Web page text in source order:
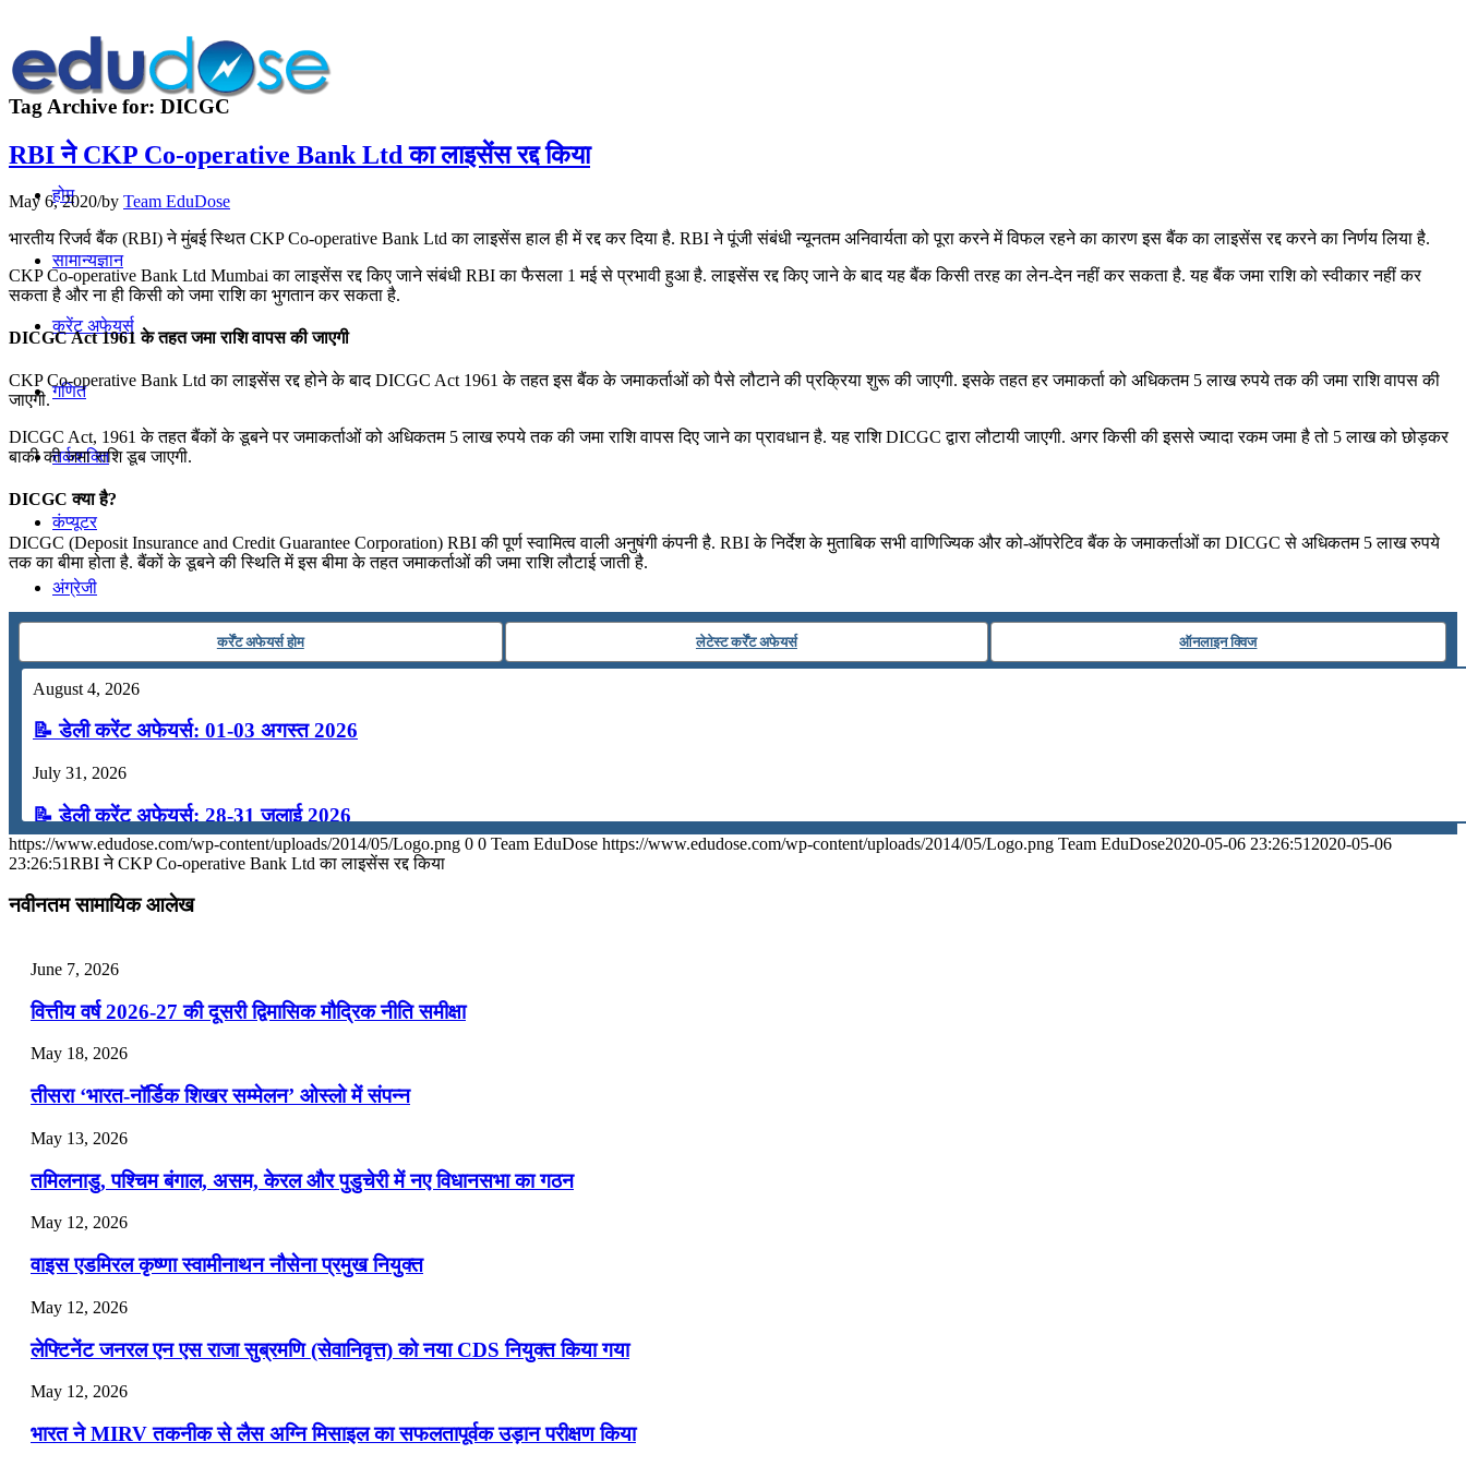
होम
सामान्यज्ञान
करेंट अफेयर्स
गणित
तर्कशक्ति
कंप्यूटर
अंग्रेजी
टुडेज जीके
Menu Menu
Tag Archive for: DICGC
RBI ने CKP Co-operative Bank Ltd का लाइसेंस रद्द किया
May 6, 2020/by Team EduDose
भारतीय रिजर्व बैंक (RBI) ने मुंबई स्थित CKP Co-operative Bank Ltd का लाइसेंस हाल ही में रद्द कर दिया है. RBI ने पूंजी संबंधी न्यूनतम अनिवार्यता को पूरा करने में विफल रहने का कारण इस बैंक का लाइसेंस रद्द करने का निर्णय लिया है.
CKP Co-operative Bank Ltd Mumbai का लाइसेंस रद्द किए जाने संबंधी RBI का फैसला 1 मई से प्रभावी हुआ है. लाइसेंस रद्द किए जाने के बाद यह बैंक किसी तरह का लेन-देन नहीं कर सकता है. यह बैंक जमा राशि को स्वीकार नहीं कर
सकता है और ना ही किसी को जमा राशि का भुगतान कर सकता है.
DICGC Act 1961 के तहत जमा राशि वापस की जाएगी
CKP Co-operative Bank Ltd का लाइसेंस रद्द होने के बाद DICGC Act 1961 के तहत इस बैंक के जमाकर्ताओं को पैसे लौटाने की प्रक्रिया शुरू की जाएगी. इसके तहत हर जमाकर्ता को अधिकतम 5 लाख रुपये तक की जमा राशि वापस की
जाएगी.
DICGC Act, 1961 के तहत बैंकों के डूबने पर जमाकर्ताओं को अधिकतम 5 लाख रुपये तक की जमा राशि वापस दिए जाने का प्रावधान है. यह राशि DICGC द्वारा लौटायी जाएगी. अगर किसी की इससे ज्यादा रकम जमा है तो 5 लाख को छोड़कर
बाकी की जमा राशि डूब जाएगी.
DICGC क्या है?
DICGC (Deposit Insurance and Credit Guarantee Corporation) RBI की पूर्ण स्वामित्व वाली अनुषंगी कंपनी है. RBI के निर्देश के मुताबिक सभी वाणिज्यिक और को-ऑपरेटिव बैंक के जमाकर्ताओं का DICGC से अधिकतम 5 लाख रुपये
तक का बीमा होता है. बैंकों के डूबने की स्थिति में इस बीमा के तहत जमाकर्ताओं की जमा राशि लौटाई जाती है.
कर्रेंट अफेयर्स होम लेटेस्ट कर्रेंट अफेयर्स ऑनलाइन क्विज
August 4, 2026
📝 डेली करेंट अफेयर्स: 01-03 अगस्त 2026
July 31, 2026
📝 डेली करेंट अफेयर्स: 28-31 जुलाई 2026
July 28, 2026
📝 डेली करेंट अफेयर्स: 25-27 जुलाई 2026
📝 डेली करेंट अफेयर्स: 22-24 जुलाई 2026
July 22, 2026
📝 डेली करेंट अफेयर्स: 19-21 जुलाई 2026
July 19, 2026
📝 डेली करेंट अफेयर्स: 16-18 जुलाई 2026
July 16, 2026
📝 डेली करेंट अफेयर्स: 13-15 जुलाई 2026
https://www.edudose.com/wp-content/uploads/2014/05/Logo.png 0 0 Team EduDose https://www.edudose.com/wp-content/uploads/2014/05/Logo.png Team EduDose2020-05-06 23:26:51 2020-05-06
23:26:51RBI ने CKP Co-operative Bank Ltd का लाइसेंस रद्द किया
नवीनतम सामायिक आलेख
June 7, 2026
वित्तीय वर्ष 2026-27 की दूसरी द्विमासिक मौद्रिक नीति समीक्षा
May 18, 2026
तीसरा ‘भारत-नॉर्डिक शिखर सम्मेलन’ ओस्लो में संपन्न
May 13, 2026
तमिलनाडु, पश्चिम बंगाल, असम, केरल और पुडुचेरी में नए विधानसभा का गठन
May 12, 2026
वाइस एडमिरल कृष्णा स्वामीनाथन नौसेना प्रमुख नियुक्त
May 12, 2026
लेफ्टिनेंट जनरल एन एस राजा सुब्रमणि (सेवानिवृत्त) को नया CDS नियुक्त किया गया
May 12, 2026
भारत ने MIRV तकनीक से लैस अग्नि मिसाइल का सफलतापूर्वक उड़ान परीक्षण किया